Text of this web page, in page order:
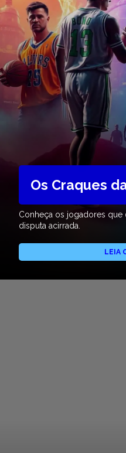
Os Craques
Conheça os jogadores que
disputa acirrada.
LEIA